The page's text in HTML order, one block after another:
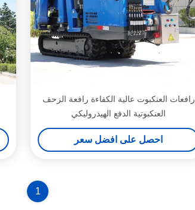
رافعات العنكبوت عالية الكفاءة رافعة الزحف
العنكبوتية الدفع الهيدروليكي
احصل على افضل سعر
1